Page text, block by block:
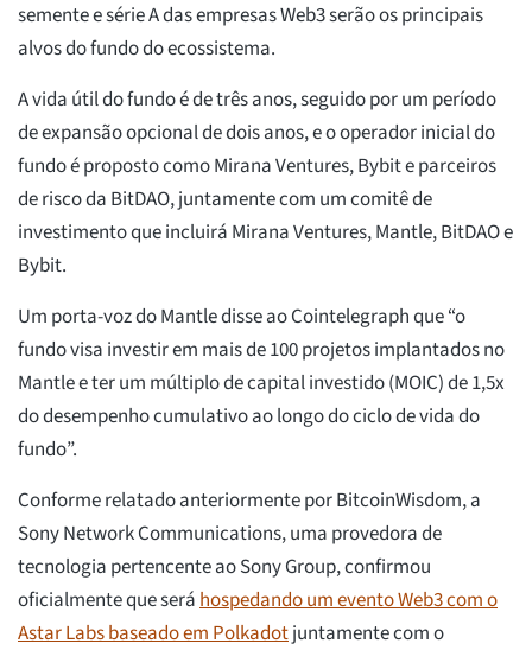
semente e série A das empresas Web3 serão os principais
alvos do fundo do ecossistema.
A vida útil do fundo é de três anos, seguido por um período
de expansão opcional de dois anos, e o operador inicial do
fundo é proposto como Mirana Ventures, Bybit e parceiros
de risco da BitDAO, juntamente com um comitê de
investimento que incluirá Mirana Ventures, Mantle, BitDAO e
Bybit.
Um porta-voz do Mantle disse ao Cointelegraph que “o
fundo visa investir em mais de 100 projetos implantados no
Mantle e ter um múltiplo de capital investido (MOIC) de 1,5x
do desempenho cumulativo ao longo do ciclo de vida do
fundo”.
Conforme relatado anteriormente por BitcoinWisdom, a
Sony Network Communications, uma provedora de
tecnologia pertencente ao Sony Group, confirmou
oficialmente que seráhospedando um evento Web3 com o
Astar Labs baseado em Polkadotjuntamente com o